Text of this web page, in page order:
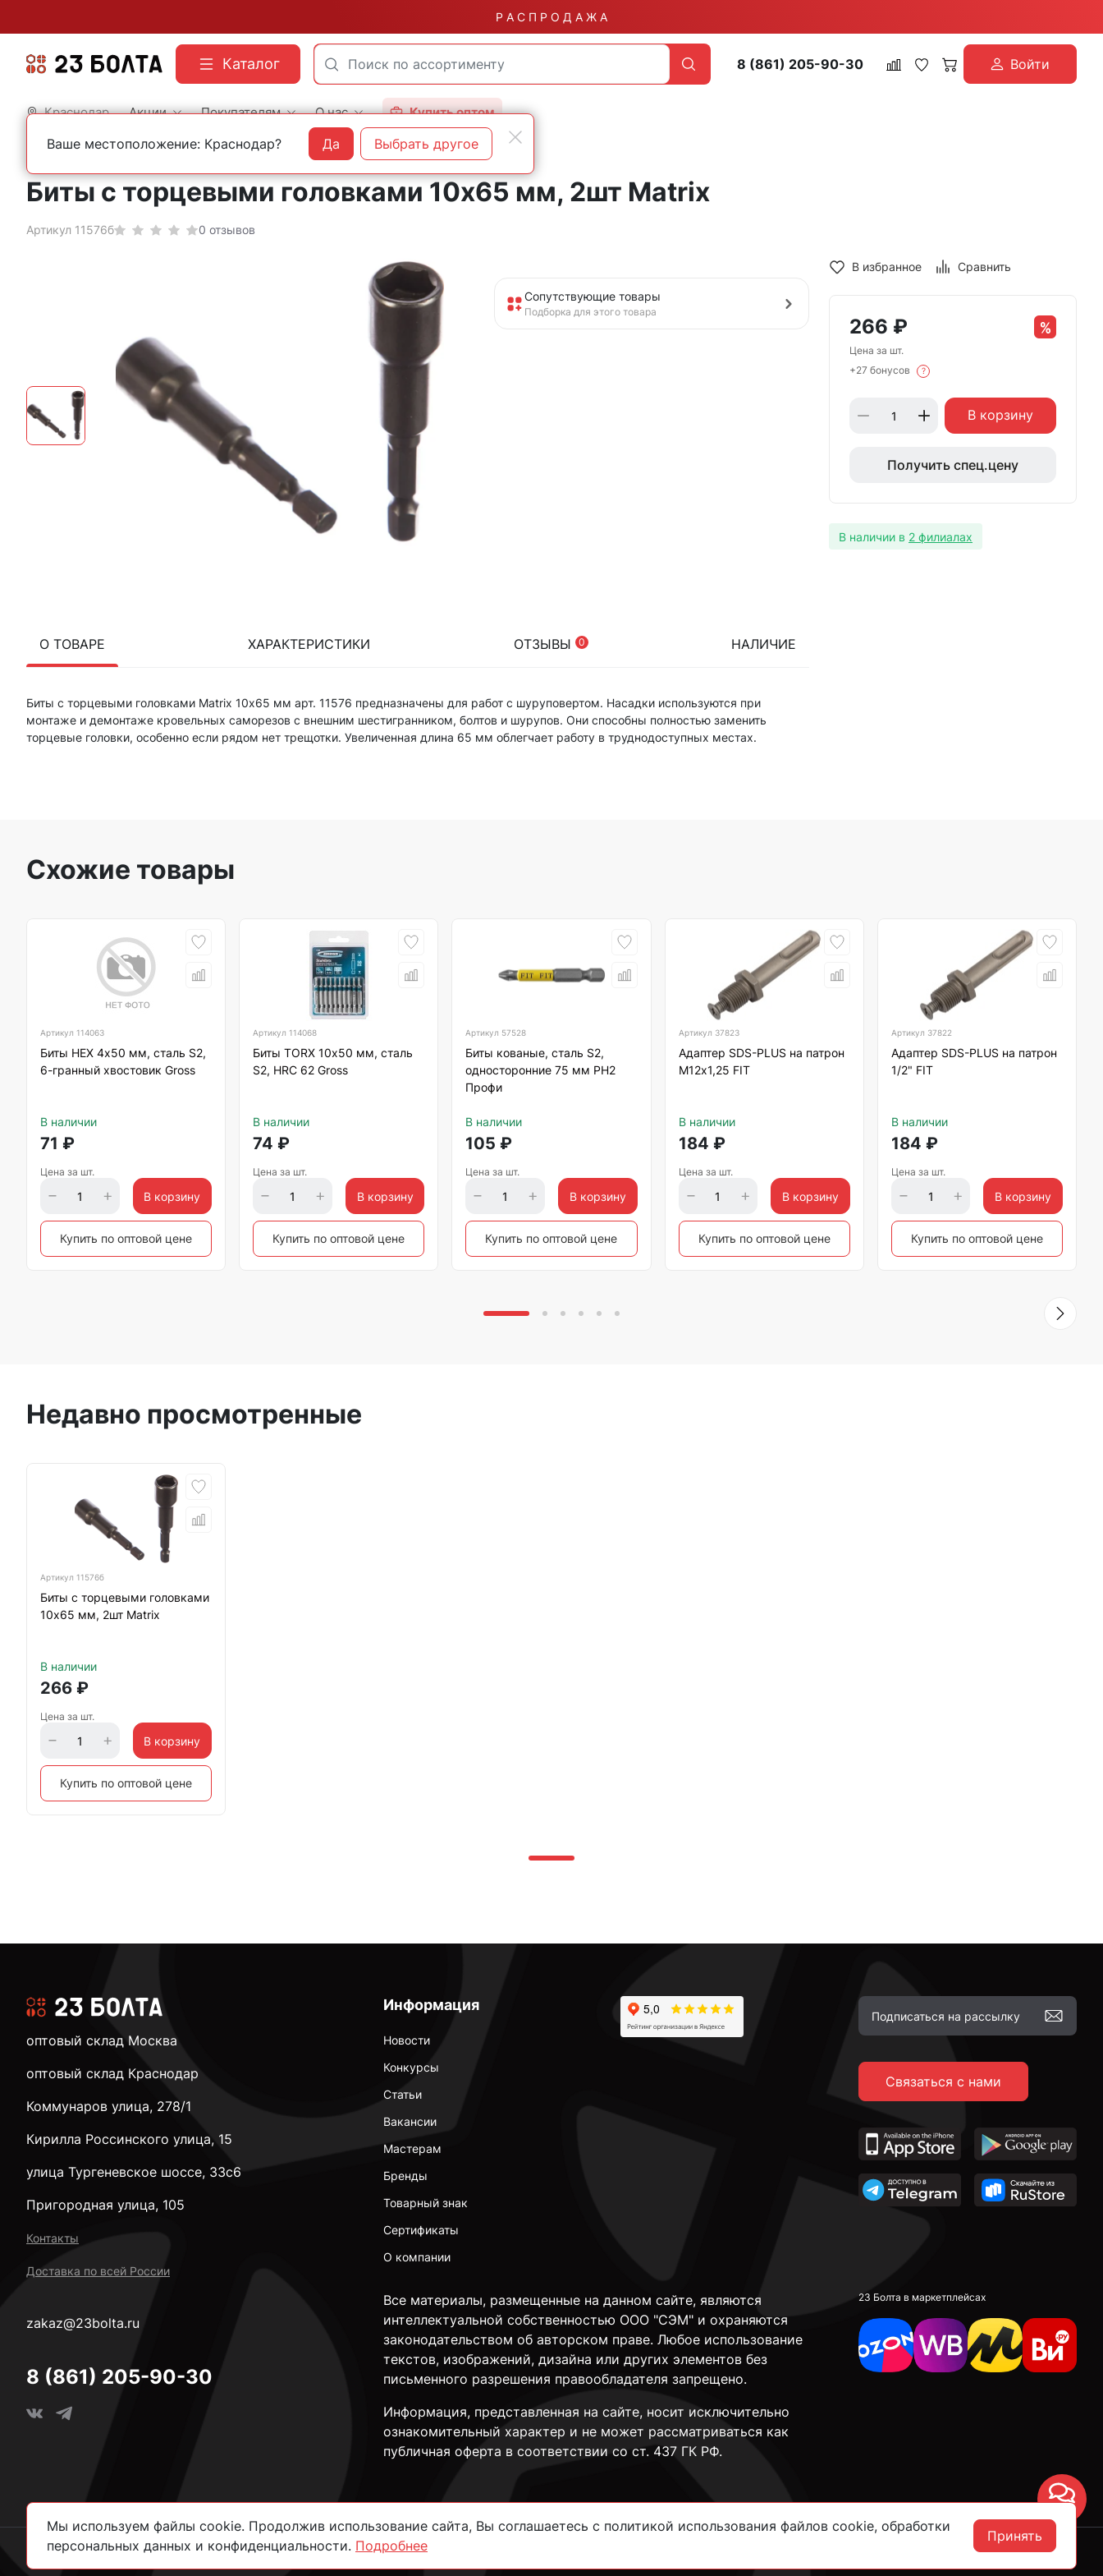
Р А С П Р О Д А Ж А
Каталог 8 (861) 205-90-30 Войти
Краснодар Акции Покупателям О нас Купить оптом
Главная Оснастка Адаптеры и биты
Биты с торцевыми головками 10х65 мм, 2шт Matrix
Артикул 11576б 0 отзывов
Сопутствующие товары
Подборка для этого товара
О ТОВАРЕ ХАРАКТЕРИСТИКИ ОТЗЫВЫ 0 НАЛИЧИЕ
Биты с торцевыми головками Matrix 10х65 мм арт. 11576 предназначены для работ с шуруповертом. Насадки используются при
монтаже и демонтаже кровельных саморезов с внешним шестигранником, болтов и шурупов. Они способны полностью заменить
торцевые головки, особенно если рядом нет трещотки. Увеличенная длина 65 мм облегчает работу в труднодоступных местах.
В избранное Сравнить
266 ₽
Цена за шт.
+27 бонусов
?
В корзину
Получить спец.цену
В наличии в 2 филиалах
Схожие товары
Артикул 114063
Биты HEX 4х50 мм, сталь S2,
6-гранный хвостовик Gross
В наличии
71 ₽
Цена за шт.
В корзину
Купить по оптовой цене
Артикул114068
Биты TORX 10х50 мм, сталь
S2, HRC 62 Gross
В наличии
74 ₽
Цена за шт.
В корзину
Купить по оптовой цене
Артикул 57528
Биты кованые, сталь S2,
односторонние 75 мм РН2
Профи
В наличии
105 ₽
Цена за шт.
В корзину
Купить по оптовой цене
Артикул 37823
Адаптер SDS-PLUS на патрон
М12х1,25 FIT
В наличии
184 ₽
Цена за шт.
В корзину
Купить по оптовой цене
Артикул 37822
Адаптер SDS-PLUS на патрон
1/2" FIT
В наличии
184 ₽
Цена за шт.
В корзину
Купить по оптовой цене
Недавно просмотренные
Артикул 11576б
Биты с торцевыми головками
10х65 мм, 2шт Matrix
В наличии
266 ₽
Цена за шт.
В корзину
Купить по оптовой цене
Информация
Новости
Конкурсы
Статьи
Вакансии
Мастерам
Бренды
Товарный знак
Сертификаты
О компании
Связаться с нами
Все материалы, размещенные на данном сайте, являются
интеллектуальной собственностью ООО "СЭМ" и охраняются
законодательством об авторском праве. Любое использование
текстов, изображений, дизайна или других элементов без
письменного разрешения правообладателя запрещено.
Информация, представленная на сайте, носит исключительно
ознакомительный характер и не может рассматриваться как
публичная оферта в соответствии со ст. 437 ГК РФ.
23 Болта в маркетплейсах
оптовый склад Москва
оптовый склад Краснодар
Коммунаров улица, 278/1
Кирилла Россинского улица, 15
улица Тургеневское шоссе, 33с6
Пригородная улица, 105
Контакты
Доставка по всей России
zakaz@23bolta.ru
8 (861) 205-90-30
Мы используем файлы cookie. Продолжив использование сайта, Вы соглашаетесь с политикой использования файлов cookie, обработки
персональных данных и конфиденциальности. Подробнее
Принять
Ваше местоположение: Краснодар? Да Выбрать другое